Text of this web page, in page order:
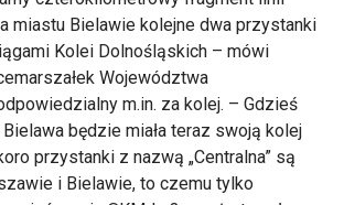
miastu Bielawie kolejne dwa przystanki
Kolei Dolnośląskich – mówi
Województwa
m.in. za kolej. – Gdzieś
będzie miała teraz swoją kolej
przystanki z nazwą „Centralna” są
i Bielawie, to czemu tylko